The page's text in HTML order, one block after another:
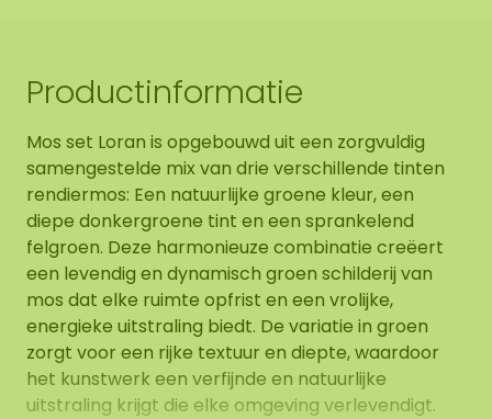
Productinformatie
Mos set Loran is opgebouwd uit een zorgvuldig
samengestelde mix van drie verschillende tinten
rendiermos: Een natuurlijke groene kleur, een
diepe donkergroene tint en een sprankelend
felgroen. Deze harmonieuze combinatie creëert
een levendig en dynamisch groen schilderij van
mos dat elke ruimte opfrist en een vrolijke,
energieke uitstraling biedt. De variatie in groen
zorgt voor een rijke textuur en diepte, waardoor
het kunstwerk een verfijnde en natuurlijke
uitstraling krijgt die elke omgeving verlevendigt.